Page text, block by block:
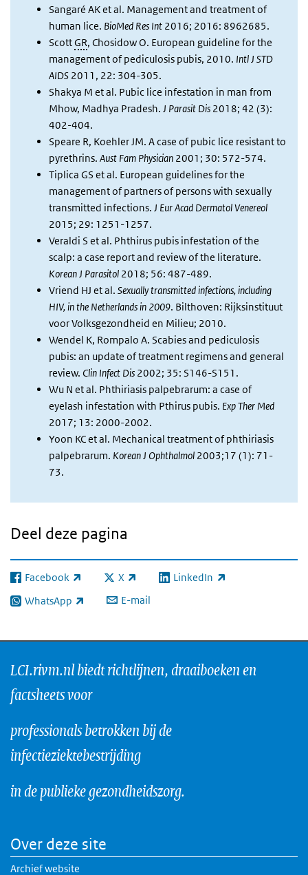
Sangaré AK et al. Management and treatment of
human lice. BioMed Res Int 2016; 2016: 8962685.
ScottGR, Chosidow O. European guideline for the
management of pediculosis pubis, 2010. Intl J STD
AIDS 2011, 22: 304-305.
Shakya M et al. Pubic lice infestation in man from
Mhow, Madhya Pradesh. J Parasit Dis 2018; 42 (3):
402-404.
Speare R, Koehler JM. A case of pubic lice resistant to
pyrethrins. Aust Fam Physician 2001; 30: 572-574.
Tiplica GS et al. European guidelines for the
management of partners of persons with sexually
transmitted infections. J Eur Acad Dermatol Venereol
2015; 29: 1251-1257.
Veraldi S et al. Phthirus pubis infestation of the
scalp: a case report and review of the literature.
Korean J Parasitol 2018; 56: 487-489.
Vriend HJ et al. Sexually transmitted infections, including
HIV, in the Netherlands in 2009. Bilthoven: Rijksinstituut
voor Volksgezondheid en Milieu; 2010.
Wendel K, Rompalo A. Scabies and pediculosis
pubis: an update of treatment regimens and general
review. Clin Infect Dis 2002; 35: S146-S151.
Wu N et al. Phthiriasis palpebrarum: a case of
eyelash infestation with Pthirus pubis. Exp Ther Med
2017; 13: 2000-2002.
Yoon KC et al. Mechanical treatment of phthiriasis
palpebrarum. Korean J Ophthalmol 2003;17 (1): 71-
73.
Deel deze pagina
Facebook
(externe link) X
(externe link) LinkedIn
(externe link)
WhatsApp
(externe link) E-mail
LCI.rivm.nl biedt richtlijnen, draaiboeken en
factsheets voor
professionals betrokken bij de
infectieziektebestrijding
in de publieke gezondheidszorg.
Over deze site
Archief website